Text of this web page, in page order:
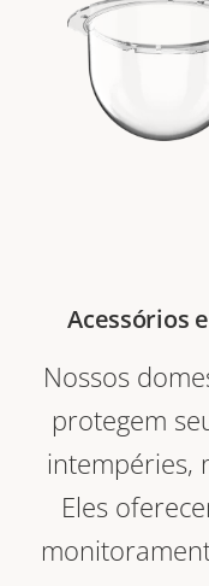
Acessórios
Nossos
protegem
intempéries,
Eles